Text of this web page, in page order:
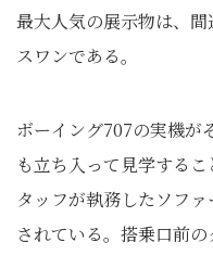
最大人気の展示物は、
スワンである。
ボーイング707の実機が
も立ち入って見学する
タッフが執務したソフ
されている。搭乗口前